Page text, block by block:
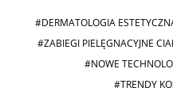
#DERMATOLOGIA
#ZABIEGI PIELĘGNACYJNE
#NOWE
#TRENDY